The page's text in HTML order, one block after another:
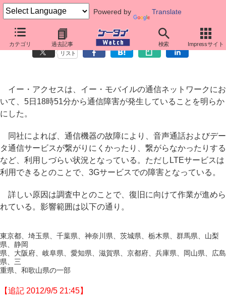
Powered by Translate
カテゴリ 過去記事 検索 Impressサイト
イー・モバイルで通信障害、利用しづらい状況に
リスト
イー・アクセスは、イー・モバイルの通信ネットワークにお
いて、5日18時51分から通信障害が発生していることを明らか
にした。
同社によれば、通信機器の故障により、音声通話およびデー
タ通信サービスが繋がりにくかったり、繋がらなかったりする
など、利用しづらい状況となっている。ただしLTEサービスは
利用できるとのことで、3Gサービスでの障害となっている。
詳しい原因は調査中とのことで、復旧に向けて作業が進めら
れている。影響範囲は以下の通り。
東京都、埼玉県、千葉県、神奈川県、茨城県、栃木県、群馬県、山梨
県、静岡
県、大阪府、岐阜県、愛知県、滋賀県、京都府、兵庫県、岡山県、広島
県、三
重県、和歌山県の一部
【追記 2012/9/5 21:45】